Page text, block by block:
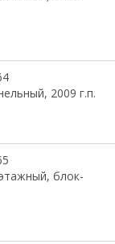
2009 г.п.
блок-